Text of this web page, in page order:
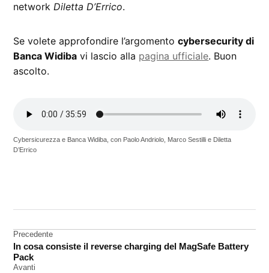
networkDiletta D’Errico.
Se volete approfondire l’argomentocybersecurity di
Banca Widiba vi lascio alla pagina ufficiale. Buon
ascolto.
Cybersicurezza e Banca Widiba, con Paolo Andriolo, Marco Sestilli e Diletta
D’Errico
Navigazione
articoli
Precedente
In cosa consiste il reverse charging del MagSafe Battery
Pack
Avanti